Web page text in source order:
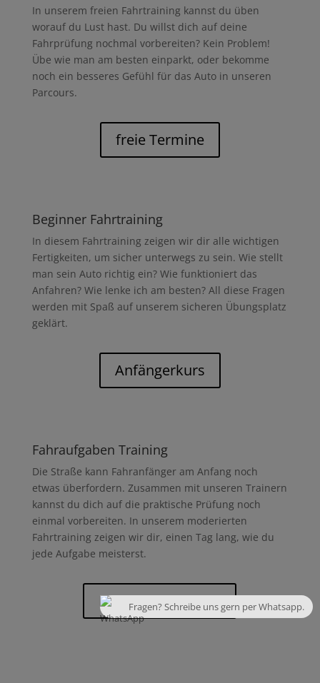
In unserem freien Fahrtraining kannst du üben
worauf du Lust hast. Du willst dich auf deine
Fahrprüfung nochmal vorbereiten? Kein Problem!
Übe wie man am besten einparkt, oder bekomme
noch ein besseres Gefühl für das Auto in unseren
Parcours.
freie Termine
Beginner Fahrtraining
In diesem Fahrtraining zeigen wir dir alle wichtigen
Fertigkeiten, um sicher unterwegs zu sein. Wie stellt
man sein Auto richtig ein? Wie funktioniert das
Anfahren? Wie lenke ich am besten? All diese Fragen
werden mit Spaß auf unserem sicheren Übungsplatz
geklärt.
Anfängerkurs
Fahraufgaben Training
Die Straße kann Fahranfänger am Anfang noch
etwas überfordern. Zusammen mit unseren Trainern
kannst du dich auf die praktische Prüfung noch
einmal vorbereiten. In unserem moderierten
Fahrtraining zeigen wir dir, einen Tag lang, wie du
jede Aufgabe meisterst.
Prüfungsaufgaben
Fragen? Schreibe uns gern per Whatsapp.